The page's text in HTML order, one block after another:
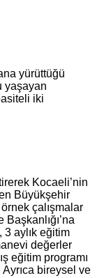
yürüttüğü
yaşayan
iki
Kocaeli’nin
Büyükşehir
çalışmalar
3 aylık eğitim
değerler
eğitim programı
bireysel ve